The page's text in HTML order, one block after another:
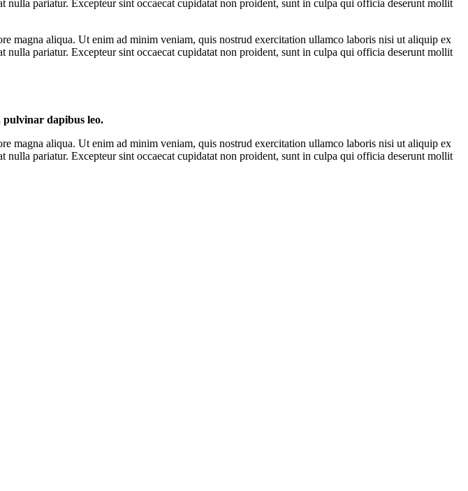
pariatur. Excepteur sint occaecat cupidatat non proident, sunt in culpa qui officia deserunt mollit
magna aliqua. Ut enim ad minim veniam, quis nostrud exercitation ullamco laboris nisi ut aliquip ex
pariatur. Excepteur sint occaecat cupidatat non proident, sunt in culpa qui officia deserunt mollit
pulvinar dapibus leo.
magna aliqua. Ut enim ad minim veniam, quis nostrud exercitation ullamco laboris nisi ut aliquip ex
pariatur. Excepteur sint occaecat cupidatat non proident, sunt in culpa qui officia deserunt mollit